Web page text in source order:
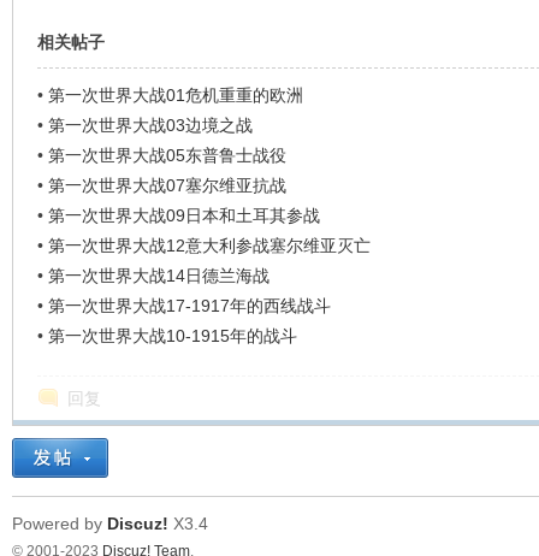
相关帖子
• 第一次世界大战01危机重重的欧洲
• 第一次世界大战03边境之战
• 第一次世界大战05东普鲁士战役
• 第一次世界大战07塞尔维亚抗战
• 第一次世界大战09日本和土耳其参战
• 第一次世界大战12意大利参战塞尔维亚灭亡
• 第一次世界大战14日德兰海战
• 第一次世界大战17-1917年的西线战斗
• 第一次世界大战10-1915年的战斗
回复
Powered by Discuz! X3.4
© 2001-2023 Discuz! Team.